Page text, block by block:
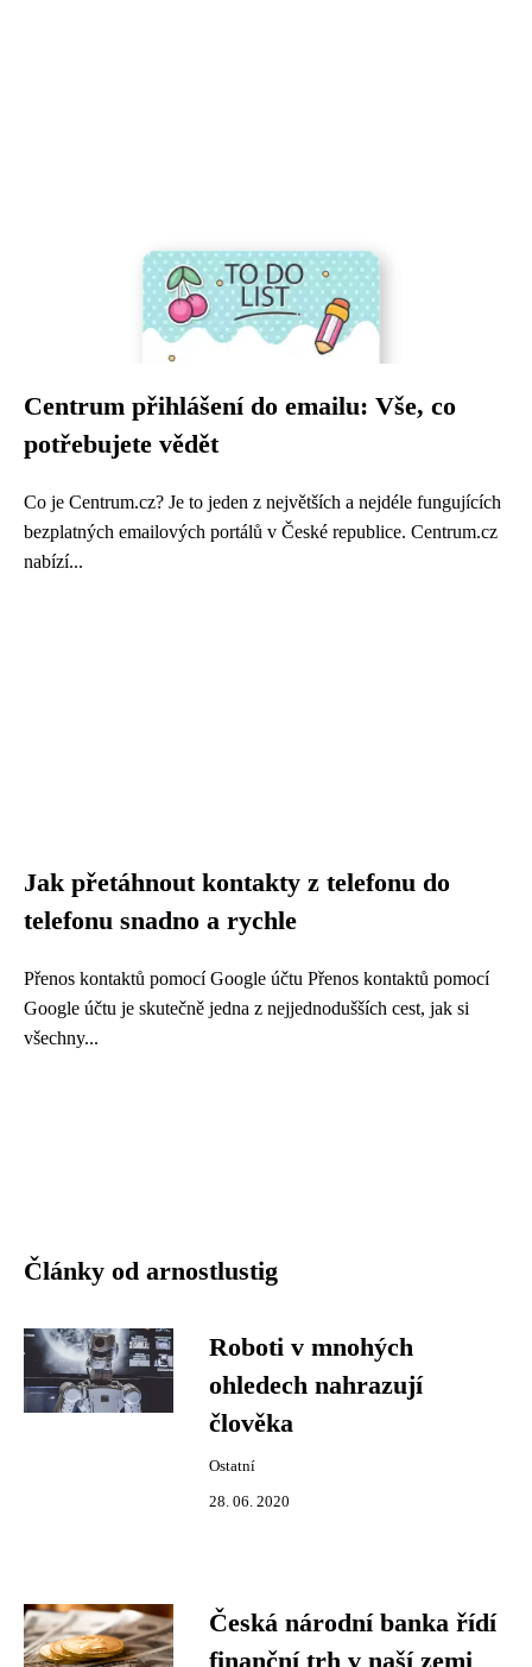
Centrum přihlášení do emailu: Vše, co
potřebujete vědět
Co je Centrum.cz? Je to jeden z největších a nejdéle fungujících
bezplatných emailových portálů v České republice. Centrum.cz
nabízí...
Jak přetáhnout kontakty z telefonu do
telefonu snadno a rychle
Přenos kontaktů pomocí Google účtu Přenos kontaktů pomocí
Google účtu je skutečně jedna z nejjednodušších cest, jak si
všechny...
Články od arnostlustig
Roboti v mnohých
ohledech nahrazují
člověka
Ostatní
28. 06. 2020
Česká národní banka řídí
finanční trh v naší zemi